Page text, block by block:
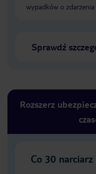
wypadków o zdarzenia
Sprawdź
Rozszerz
Co 30 narciarz